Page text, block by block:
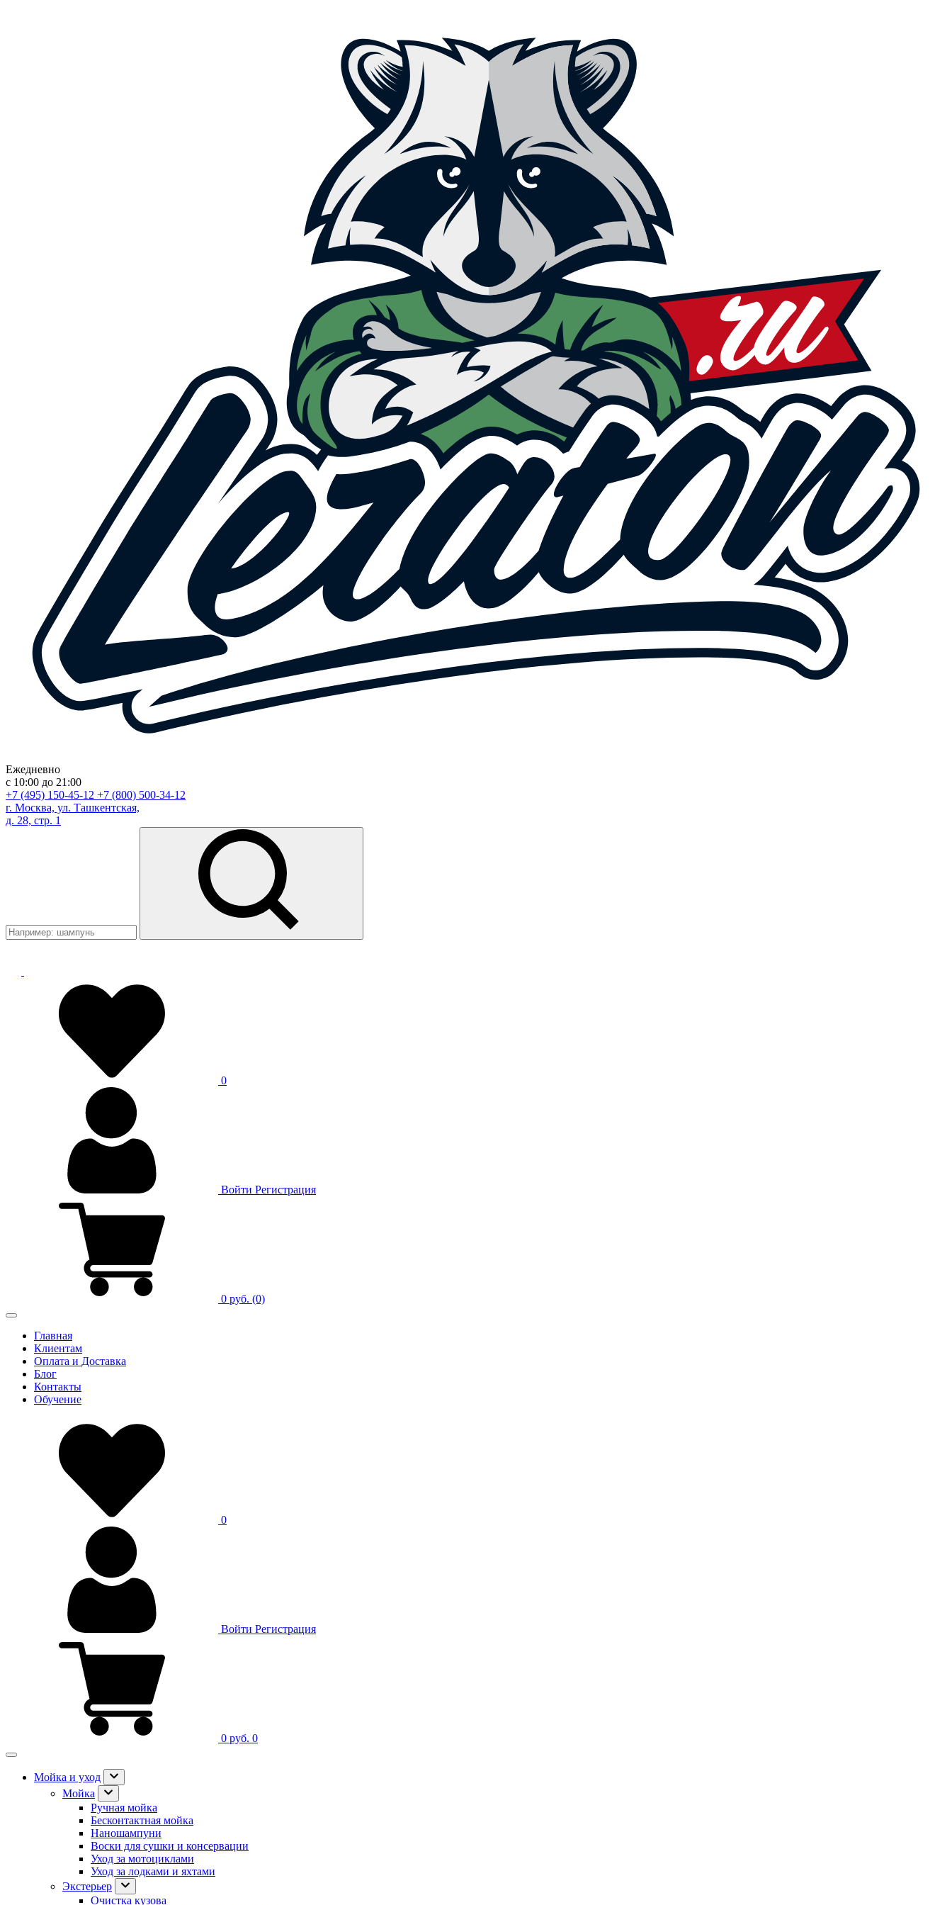
Ежедневно
с 10:00 до 21:00
+7 (495) 150-45-12 +7 (800) 500-34-12
г. Москва, ул. Ташкентская,
д. 28, стр. 1
0
Войти Регистрация
0 руб. (0)
Главная
Клиентам
Оплата и Доставка
Блог
Контакты
Обучение
0
Войти Регистрация
0 руб. 0
Мойка и уход
Мойка
Ручная мойка
Бесконтактная мойка
Наношампуни
Воски для сушки и консервации
Уход за мотоциклами
Уход за лодками и яхтами
Экстерьер
Очистка кузова